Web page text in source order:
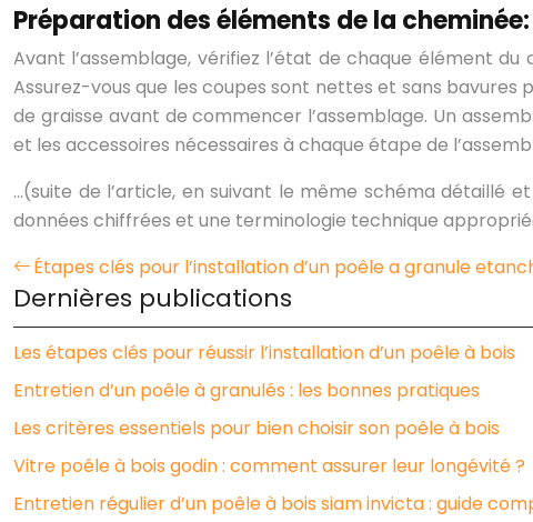
Préparation des éléments de la
Avant l’assemblage, vérifiez l’état de chaque élément
Assurez-vous que les coupes sont nettes et sans
de graisse avant de commencer l’assemblage. Un
et les accessoires nécessaires à chaque étape de
…(suite de l’article, en suivant le même schéma détaillé
données chiffrées et une terminologie technique
Étapes clés pour l’installation d’un poêle a granule
Dernières publications
Les étapes clés pour réussir l’installation d’un poêle à bois
Entretien d’un poêle à granulés : les bonnes pratiques
Les critères essentiels pour bien choisir son poêle à bois
Vitre poêle à bois godin : comment assurer leur longévité ?
Entretien régulier d’un poêle à bois siam invicta : guide